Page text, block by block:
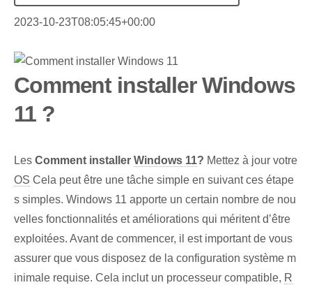
2023-10-23T08:05:45+00:00
Comment installer Windows
11 ?
Les Comment installer Windows 11? Mettez à jour votre⁢
OS Cela peut être une tâche simple en suivant ces étape
s simples. Windows 11 apporte un certain nombre de nou
velles fonctionnalités et améliorations qui méritent d’être
exploitées. Avant de commencer, ‌il est important⁤ de vous
assurer⁢ que vous disposez de la configuration système m
inimale requise. Cela inclut un processeur compatible, R